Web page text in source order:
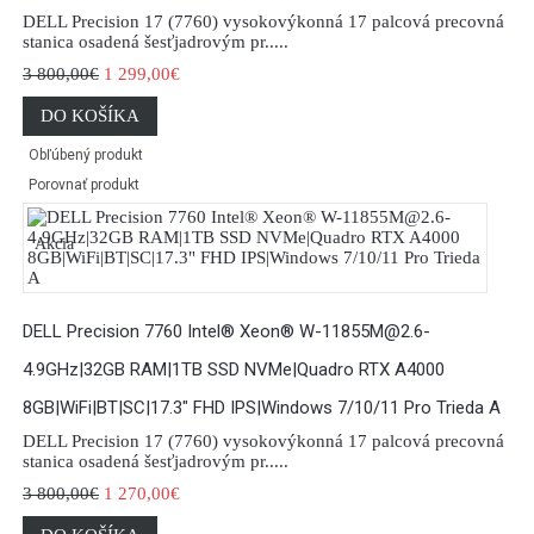
DELL Precision 17 (7760) vysokovýkonná 17 palcová precovná
stanica osadená šesťjadrovým pr.....
3 800,00€ 1 299,00€
DO KOŠÍKA
Obľúbený produkt
Porovnať produkt
Akcia
DELL Precision 7760 Intel® Xeon® W-11855M@2.6-
4.9GHz|32GB RAM|1TB SSD NVMe|Quadro RTX A4000
8GB|WiFi|BT|SC|17.3" FHD IPS|Windows 7/10/11 Pro Trieda A
DELL Precision 17 (7760) vysokovýkonná 17 palcová precovná
stanica osadená šesťjadrovým pr.....
3 800,00€ 1 270,00€